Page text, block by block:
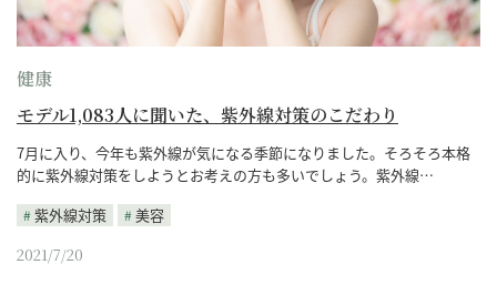
健康
モデル1,083人に聞いた、紫外線対策のこだわり
7月に入り、今年も紫外線が気になる季節になりました。そろそろ本格
的に紫外線対策をしようとお考えの方も多いでしょう。紫外線…
紫外線対策
美容
2021/7/20